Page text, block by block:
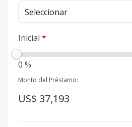
Inicial *
0 %
Monto del Préstamo:
US$ 37,193